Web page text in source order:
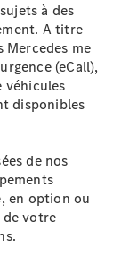
à des
A titre
Mercedes me
(eCall),
véhicules
disponibles
de nos
en option ou
de votre